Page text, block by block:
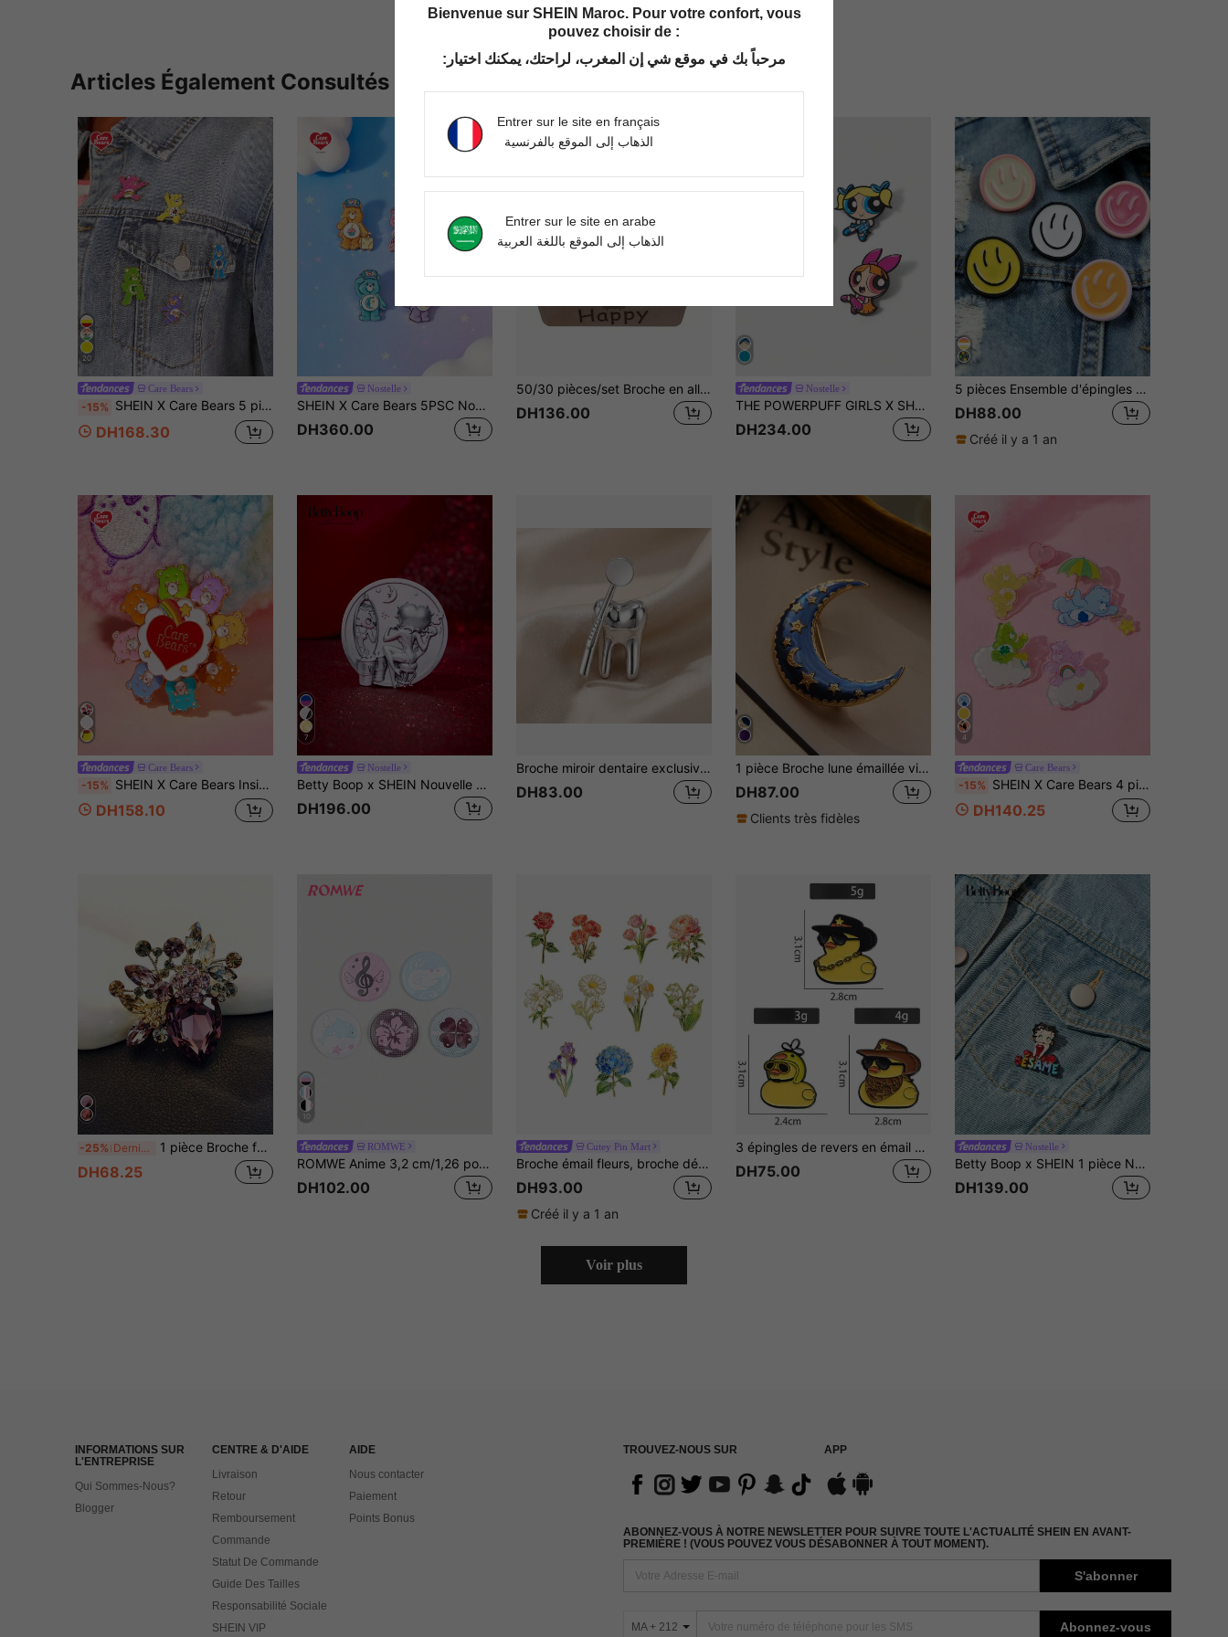
Articles Également Consultés
20
Care Bears
-15% SHEIN X Care Bears 5 pièces/set Pins émaillés mignons de l'ours de bande dessinée, CADEAUX
DH168.30
Nostelle
SHEIN X Care Bears 5PSC Nouvelles broches créatives de dessin animé multicolores, un ensemble de broches imprimées avec un motif d'ours mignon, design conjoint IP, mignon et personnalisé, simple et généreux, peut également être utilisé comme accessoires, convient pour diverses fêtes, concerts, festivals, cadeaux exquis
DH360.00
50/30 pièces/set Broche en alliage de zinc avec designs aléatoires mignons d'animaux et de plantes, élégante et décontractée. Accessoire de mode pour vêtements et sacs, épingle pour vêtements, sacs, sacs à dos pour l'école, le bureau, chemises, vestes. Idéal comme cadeau amusant pour les enseignants pour Noël, Halloween.
DH136.00
Nostelle
THE POWERPUFF GIRLS X SHEIN Broche mignonne de dessin animé pour femme, pour un port quotidien
DH234.00
5 pièces Ensemble d'épingles de revers de visage de dessin animé - Broches d'expression heureuse en résine pour vêtements et sacs, accessoire polyvalent pour mariage, enterrement de vie de jeune fille, anniversaire, Noël, Halloween, Thanksgiving, Saint-Valentin - Convient pour veste en jean, décoration de chemise
DH88.00
Créé il y a 1 an
Care Bears
-15% SHEIN X Care Bears Insigne/broche mignon avec graphique de nounours de dessin animé, rotatif à 360°, pour cadeaux, Saint-Valentin
DH158.10
7
Nostelle
Betty Boop x SHEIN Nouvelle broche créative transfrontalière avec motif de belle femme de dessin animé, conception d'articulation IP, charmante et personnalisée, simple et généreuse, peut également être utilisée comme sac, accessoire vestimentaire, convient pour diverses fêtes, concerts, festivals, cadeau raffiné
DH196.00
Broche miroir dentaire exclusive pour dentiste, badge cadeau personnalisé, épingle dentiste mignonne en forme de dent, décoration pour vêtements et sacs
DH83.00
1 pièce Broche lune émaillée vintage charmante, épingle minimaliste, convient comme cadeau de fête des vacances (peinte à la main avec un léger saignement de couleur, ce qui est normal)
DH87.00
Clients très fidèles
4
Care Bears
-15% SHEIN X Care Bears 4 pièces Broche acrylique à motif d'ours de bande dessinée, cadeaux
DH140.25
-25% Derniers 2 jours 1 pièce Broche femme à la mode incrustée de strass, accessoire de broche fleur luxueux et élégant, convient pour le port quotidien, les rendez-vous, les fêtes, les cadeaux de vacances
DH68.25
10
ROMWE
ROMWE Anime 3,2 cm/1,26 po, avec des motifs incluant des dauphins et des fleurs tropicales, peut être utilisé comme épingles décoratives, broches, badges ou boutons à coudre sur les vêtements, sa
DH102.00
Cutey Pin Mart
Broche émail fleurs, broche décorative mode, ornements pour revers, sacs, insignes, bijoux, cadeaux de la fête des mères
DH93.00
Créé il y a 1 an
3 épingles de revers en émail personnalisées en denim de voyage avec motif animal, broche canard jaune froid, badge de décoration de sac, badge de décoration personnalisée de chaussure. Bijoux animaux cadeaux pour amis, accessoires de mode épingles pour vêtements, sacs, charmes, accessoires scolaires et de bureau, chemises, vestes, cadeaux de Noël, Halloween, vêtements amusants et mignons, cadeaux pour enseignants
DH75.00
Nostelle
Betty Boop x SHEIN 1 pièce Nouvelle broche créative avec motif de poupée de dessin animé imprimé, design conjoint IP, mignon et personnalisé, simple et généreux, peut également être utilisé comme accessoire, convient
DH139.00
Voir plus
INFORMATIONS SUR
L'ENTREPRISE
Qui Sommes-Nous?
Blogger
CENTRE & D'AIDE
Livraison
Retour
Remboursement
Commande
Statut De Commande
Guide Des Tailles
Responsabilité Sociale
SHEIN VIP
AIDE
Nous contacter
Paiement
Points Bonus
TROUVEZ-NOUS SUR APP
ABONNEZ-VOUS À NOTRE NEWSLETTER POUR SUIVRE TOUTE L'ACTUALITÉ SHEIN EN AVANT-
PREMIÈRE ! (VOUS POUVEZ VOUS DÉSABONNER À TOUT MOMENT).
S'abonner
MA + 212 Abonnez-vous
Bienvenue sur SHEIN Maroc. Pour votre confort, vous
pouvez choisir de :
مرحباً بك في موقع شي إن المغرب، لراحتك، يمكنك اختيار:
Entrer sur le site en français
الذهاب إلى الموقع بالفرنسية
Entrer sur le site en arabe
الذهاب إلى الموقع باللغة العربية